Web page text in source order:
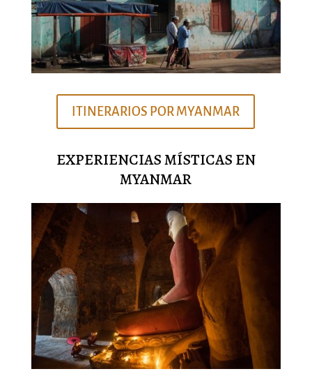
ITINERARIOS POR MYANMAR
EXPERIENCIAS MÍSTICAS EN
MYANMAR